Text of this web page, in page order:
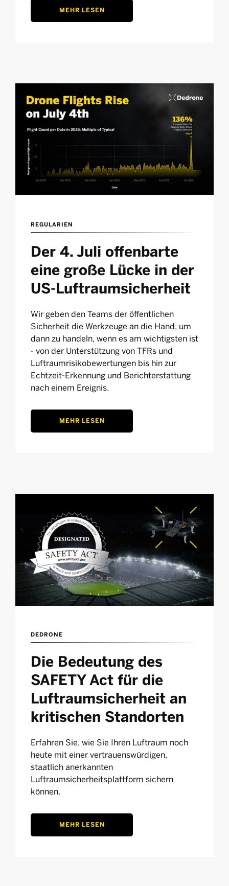
MEHR LESEN
REGULARIEN
Der 4. Juli offenbarte
eine große Lücke in der
US-Luftraumsicherheit
Wir geben den Teams der öffentlichen
Sicherheit die Werkzeuge an die Hand, um
dann zu handeln, wenn es am wichtigsten ist
- von der Unterstützung von TFRs und
Luftraumrisikobewertungen bis hin zur
Echtzeit-Erkennung und Berichterstattung
nach einem Ereignis.
MEHR LESEN
DEDRONE
Die Bedeutung des
SAFETY Act für die
Luftraumsicherheit an
kritischen Standorten
Erfahren Sie, wie Sie Ihren Luftraum noch
heute mit einer vertrauenswürdigen,
staatlich anerkannten
Luftraumsicherheitsplattform sichern
können.
MEHR LESEN